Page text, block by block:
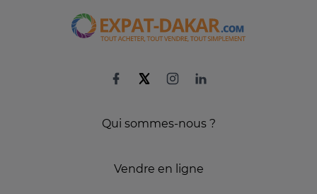
Qui sommes-nous ?
Vendre en ligne